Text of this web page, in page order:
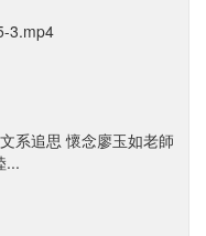
3.mp4
文系追思 懷念廖玉如老師
...